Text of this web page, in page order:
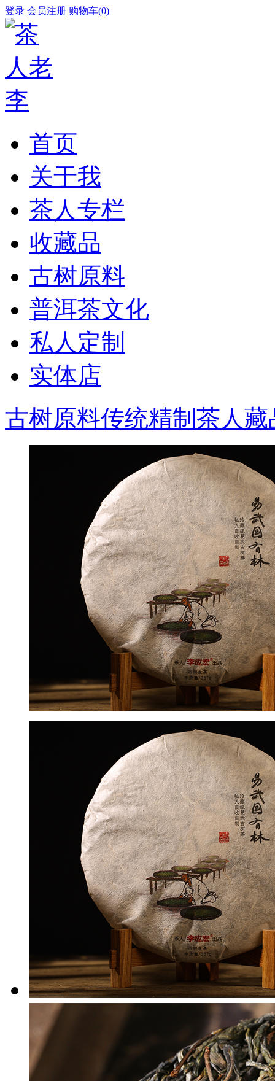
登录 会员注册 购物车(0)
首页
关于我
茶人专栏
收藏品
古树原料
普洱茶文化
私人定制
实体店
古树原料传统精制 茶人藏